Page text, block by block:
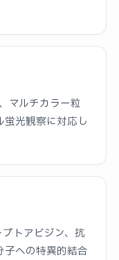
マルチカラー粒
光観察に対応し
トアビジン、抗
子への特異的結合